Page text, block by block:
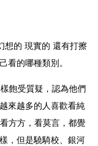
想的 現實的 還有打擦
看的哪種類別。
飽受質疑，認為他們
來越多的人喜歡看純
方方，看莫言，都覺
，但是驍騎校、銀河